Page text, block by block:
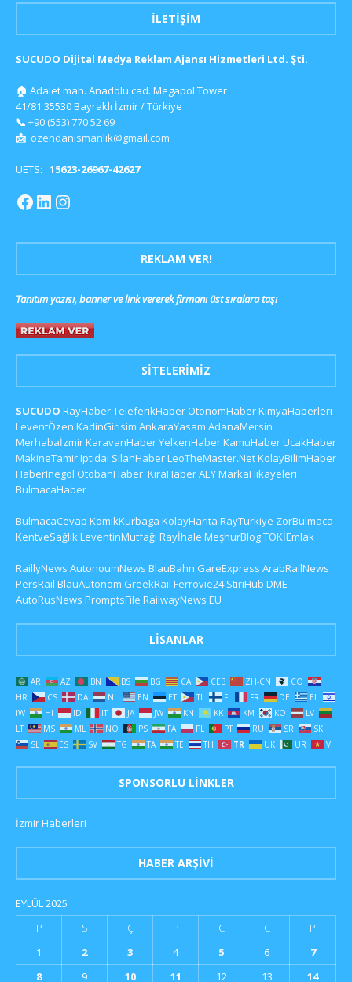
İLETIŞIM
SUCUDO Dijital Medya Reklam Ajansı Hizmetleri Ltd. Şti.
🏠 Adalet mah. Anadolu cad. Megapol Tower
41/81 35530 Bayraklı İzmir / Türkiye
📞 +90 (553) 770 52 69
📩 ozendanismanlik@gmail.com
UETS: 15623-26967-42627
REKLAM VER!
Tanıtım yazısı, banner ve link vererek firmanı üst sıralara taşı
SITELERIMIZ
SUCUDO RayHaberTeleferikHaber OtonomHaberKimyaHaberleri
LeventÖzen KadinGirisim AnkaraYasam AdanaMersin
MerhabaİzmirKaravanHaberYelkenHaberKamuHaberUcakHaber
MakineTamirIptidai SilahHaberLeoTheMaster.NetKolayBilimHaber
HaberInegol OtobanHaber KiraHaberAEYMarkaHikayeleri
BulmacaHaber
BulmacaCevap KomikKurbaga KolayHarita RayTurkiye ZorBulmaca
KentveSağlıkLeventinMutfağı Rayİhale MeşhurBlogTOKİEmlak
RaillyNews AutonoumNews BlauBahn GareExpress ArabRailNews
PersRail BlauAutonom GreekRail Ferrovie24 StiriHub DME
AutoRusNews PromptsFile RailwayNews EU
LISANLAR
AR AZ BN BS BG CA CEB ZH-CN
CO
HR
CS DA NL EN ET TL FI FR DE
EL
IW
HI ID IT JA JW KN KK KM KO
LV
LT
MS ML NO PS FA PL PT RU SR
SK
SL
ES SV TG TA TE TH TR UK UR VI
SPONSORLU LINKLER
İzmir Haberleri
HABER ARŞIVI
EYLÜL 2025
P
S Ç P C C
P
1
2 3 4 5 6
7
8
9 10 11 12 13 14